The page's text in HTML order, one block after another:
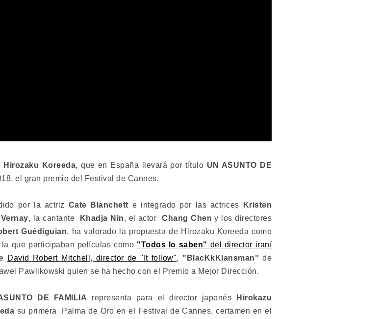
Hirozaku Koreeda, que en España llevará por título UN ASUNTO DE
el gran premio del Festival de Cannes.
por la actriz Cate Blanchett e integrado por las actrices
Kristen
, la cantante Khadja Nin, el actorChang Chen y los directores
Guédiguian, ha valorado la propuesta de Hirozaku Koreeda como
que participaban películas como "Todos lo saben" del director iraní
David Robert Mitchell, director de "It follow", "BlacKkKlansman" de
Pawlikowski quien se ha hecho con el Premio a Mejor Dirección.
DE FAMILIA representa para el director japonés
Hirokazu
su primera Palma de Oro en el Festival de Cannes, certamen en el